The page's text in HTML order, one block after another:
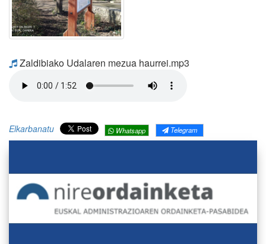
Zaldibiako Udalaren mezua haurrei.mp3
Elkarbanatu Whatsapp Telegram